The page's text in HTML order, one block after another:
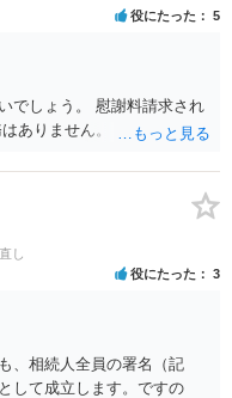
。 存在をなかったものにす
と面談してみないと判断が
役にたった 5
でしょう。 慰謝料請求され
ありません。
し
役にたった 3
、相続人全員の署名（記
して成立します。ですの